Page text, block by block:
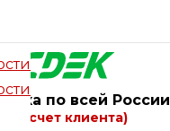
по всей России
(за счет клиента)